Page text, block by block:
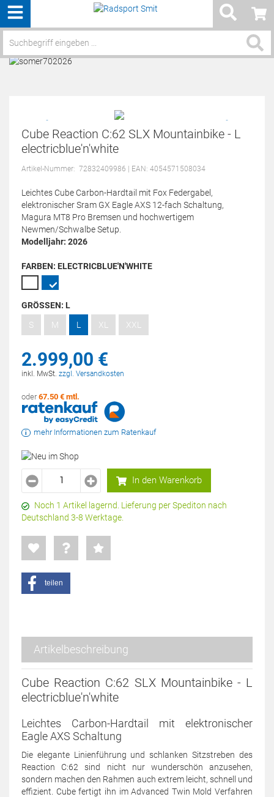
Menü
Service / Hilfe
Cube Reaction C:62 SLX Mountainbike - L
electricblue'n'white
Artikel-Nummer: 72832409986 | EAN: 4054571508034
Leichtes Cube Carbon-Hardtail mit Fox Federgabel,
elektronischer Sram GX Eagle AXS 12-fach Schaltung,
Magura MT8 Pro Bremsen und hochwertigem
Newmen/Schwalbe Setup.
Modelljahr: 2026
FARBEN: ELECTRICBLUE'N'WHITE
GRÖSSEN: L
S
M L XL XXL
2.999,00 €
inkl. MwSt. zzgl. Versandkosten
oder67.50 € mtl.
mehr Informationen zum Ratenkauf
In den Warenkorb
Noch 1 Artikel lagernd. Lieferung per Spediton nach
Deutschland 3-8 Werktage.
teilen
Artikelbeschreibung
Cube Reaction C:62 SLX Mountainbike - L
electricblue'n'white
Leichtes Carbon-Hardtail mit elektronischer
Eagle AXS Schaltung
Die elegante Linienführung und schlanken Sitzstreben des
Reaction C:62 sind nicht nur wunderschön anzusehen,
sondern machen den Rahmen auch extrem leicht, schnell und
effizient. Cube fertigt ihn im Advanced Twin Mold Verfahren